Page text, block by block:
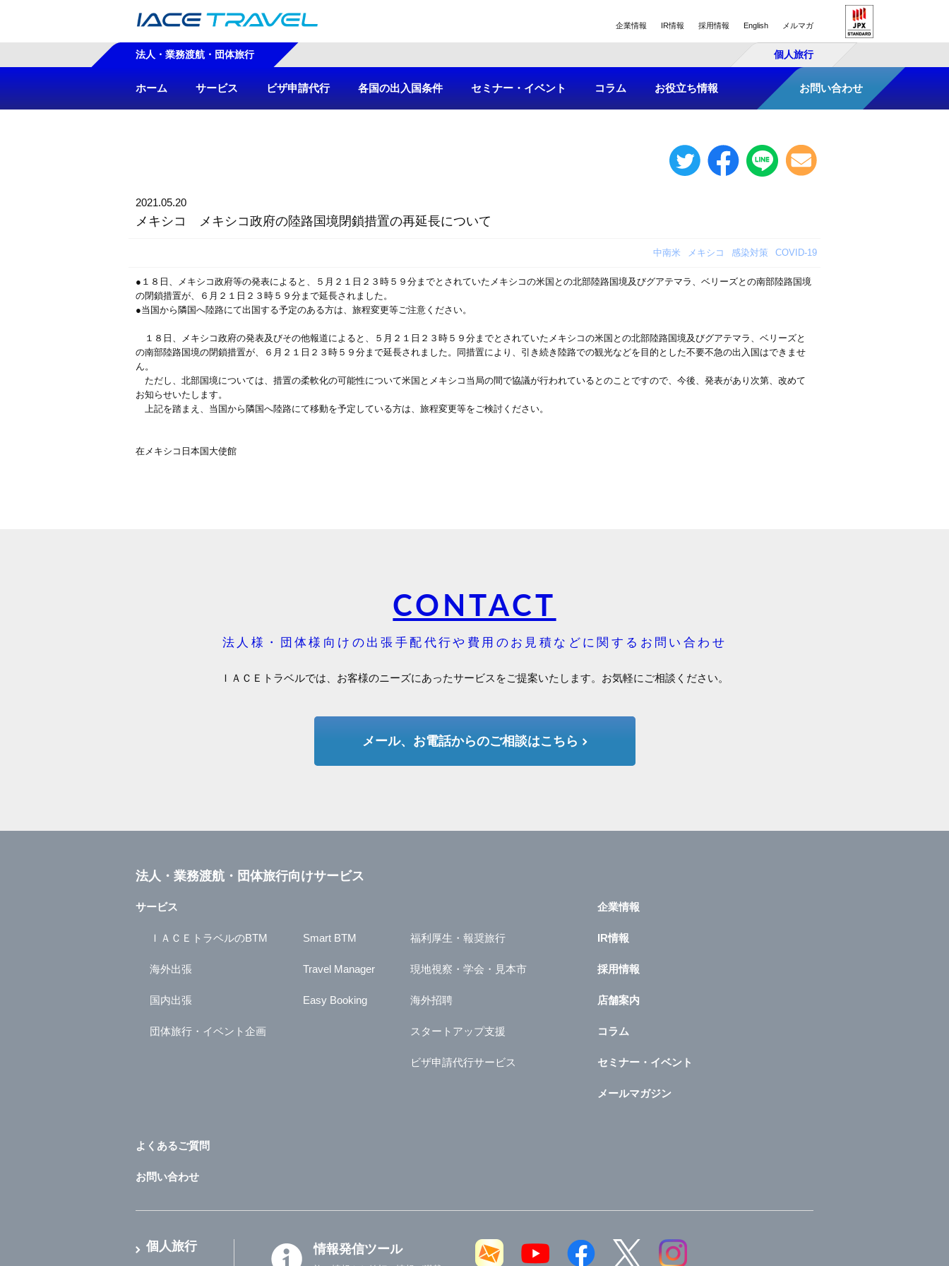
企業情報 IR情報 採用情報 English メルマガ
法人・業務渡航・団体旅行 個人旅行
ホーム サービス ビザ申請代行 各国の出入国条件 セミナー・イベント コラム お役立ち情報 お問い合わせ
2021.05.20
メキシコ メキシコ政府の陸路国境閉鎖措置の再延長について
中南米 メキシコ 感染対策 COVID-19
●１８日、メキシコ政府等の発表によると、５月２１日２３時５９分までとされていたメキシコの米国との北部陸路国境及びグアテマラ、ベリーズとの南部陸路国境
の閉鎖措置が、６月２１日２３時５９分まで延長されました。
●当国から隣国へ陸路にて出国する予定のある方は、旅程変更等ご注意ください。
１８日、メキシコ政府の発表及びその他報道によると、５月２１日２３時５９分までとされていたメキシコの米国との北部陸路国境及びグアテマラ、ベリーズと
の南部陸路国境の閉鎖措置が、６月２１日２３時５９分まで延長されました。同措置により、引き続き陸路での観光などを目的とした不要不急の出入国はできませ
ん。
ただし、北部国境については、措置の柔軟化の可能性について米国とメキシコ当局の間で協議が行われているとのことですので、今後、発表があり次第、改めて
お知らせいたします。
上記を踏まえ、当国から隣国へ陸路にて移動を予定している方は、旅程変更等をご検討ください。
在メキシコ日本国大使館
CONTACT
法人様・団体様向けの出張手配代行や費用のお見積などに関するお問い合わせ
ＩＡＣＥトラベルでは、お客様のニーズにあったサービスをご提案いたします。お気軽にご相談ください。
メール、お電話からのご相談はこちら
法人・業務渡航・団体旅行向けサービス
サービス
ＩＡＣＥトラベルのBTM
海外出張
国内出張
団体旅行・イベント企画
Smart BTM
Travel Manager
Easy Booking
福利厚生・報奨旅行
現地視察・学会・見本市
海外招聘
スタートアップ支援
ビザ申請代行サービス
企業情報
IR情報
採用情報
店舗案内
コラム
セミナー・イベント
メールマガジン
よくあるご質問
お問い合わせ
個人旅行 情報発信ツール